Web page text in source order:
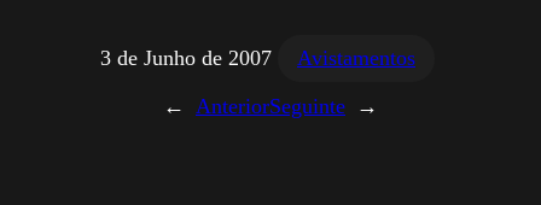
3 de Junho de 2007
Avistamentos
← AnteriorSeguinte →